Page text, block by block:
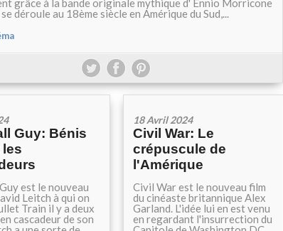
grâce à la bande originale mythique d' Ennio Morricone
déroule au 18ème siècle en Amérique du Sud,...
Guy: Bénis
est le nouveau
Leitch à qui on
Train il y a deux
cascadeur de son
18 Avril 2024
Civil War: Le
crépuscule de
l'Amérique
Civil War est le nouveau film
du cinéaste britannique Alex
Garland. L'idée lui en est venu
en regardant l'insurrection du